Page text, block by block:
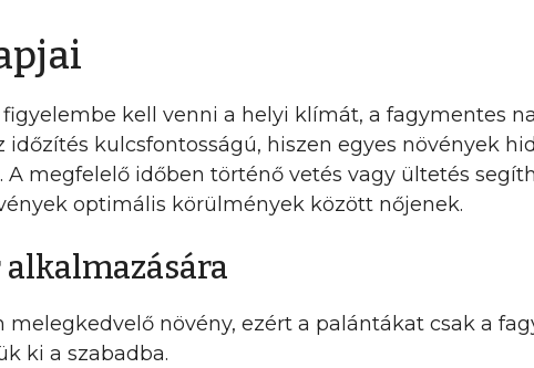
kell venni a helyi klímát, a fagymentes
időzítés kulcsfontosságú, hiszen egyes növények
megfelelő időben történő vetés vagy ültetés
optimális körülmények között nőjenek.
melegkedvelő növény, ezért a palántákat csak a
ki a szabadba.